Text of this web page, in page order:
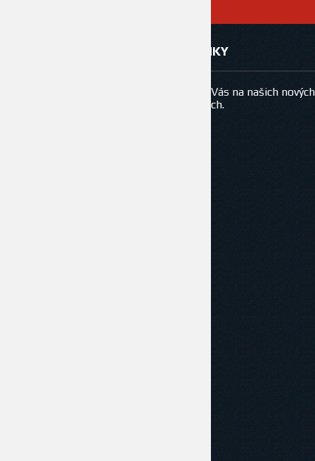
NOVINKY
Vítáme Vás na našich nových
stránkách.